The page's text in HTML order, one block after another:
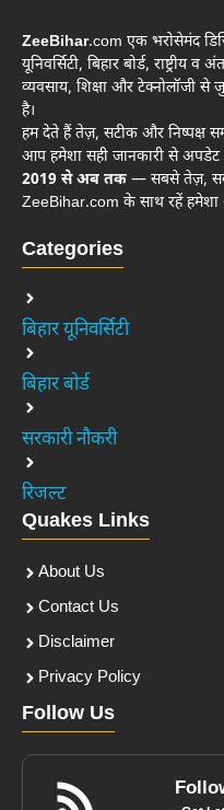
ZeeBihar.com एक भरोसेमंद
यूनिवर्सिटी, बिहार बोर्ड, राष्ट्रीय व
व्यवसाय, शिक्षा और टेक्नोलॉजी से
है।
हम देते हैं तेज़, सटीक और निष्पक्ष
आप हमेशा सही जानकारी से अपडेट
2019 से अब तक — सबसे तेज़,
ZeeBihar.com के साथ रहें हमेशा
Categories
बिहार यूनिवर्सिटी
बिहार बोर्ड
सरकारी नौकरी
रिजल्ट
Quakes Links
About Us
Contact Us
Disclaimer
Privacy Policy
Follow Us